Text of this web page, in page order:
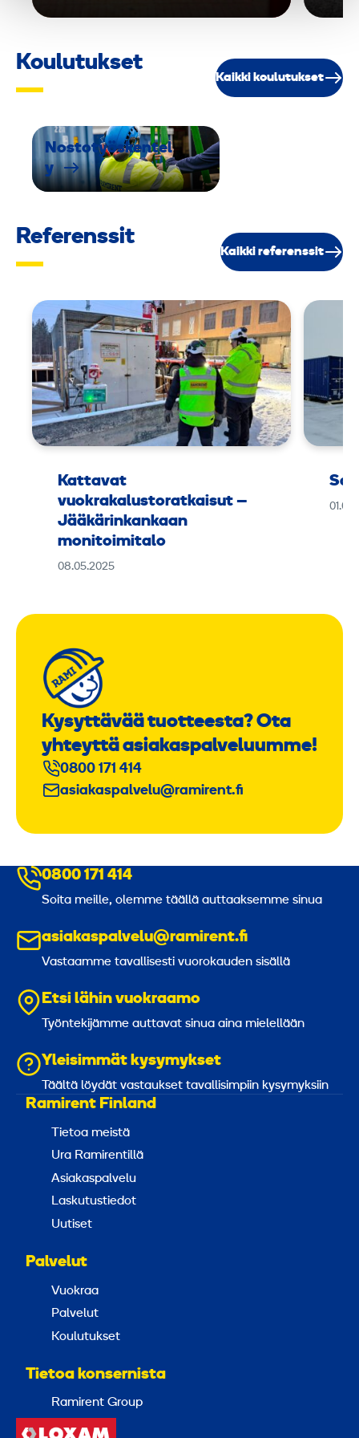
Koulutukset
Kaikki koulutukset
Nostotyöskentel
y
Referenssit
Kaikki referenssit
Kattavat
vuokrakalustoratkaisut –
Jääkärinkankaan
monitoimitalo
08.05.2025
Kysyttävää tuotteesta? Ota
yhteyttä asiakaspalveluumme!
0800 171 414
asiakaspalvelu@ramirent.fi
0800 171 414
Soita meille, olemme täällä auttaaksemme sinua
asiakaspalvelu@ramirent.fi
Vastaamme tavallisesti vuorokauden sisällä
Etsi lähin vuokraamo
Työntekijämme auttavat sinua aina mielellään
Yleisimmät kysymykset
Täältä löydät vastaukset tavallisimpiin kysymyksiin
Ramirent Finland
Tietoa meistä
Ura Ramirentillä
Asiakaspalvelu
Laskutustiedot
Uutiset
Palvelut
Vuokraa
Palvelut
Koulutukset
Tietoa konsernista
Ramirent Group